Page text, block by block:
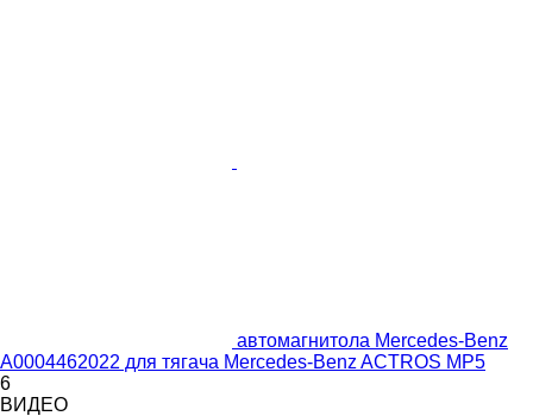
автомагнитола Mercedes-Benz
A0004462022 для тягача Mercedes-Benz ACTROS MP5
6
ВИДЕО